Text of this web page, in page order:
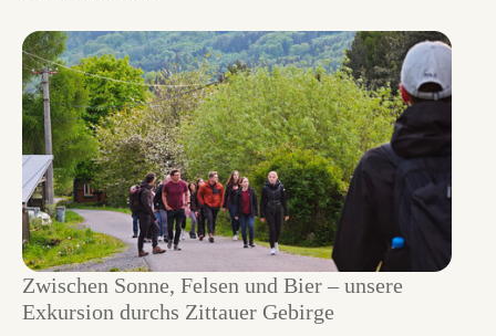
Zwischen Sonne, Felsen und Bier – unsere
Exkursion durchs Zittauer Gebirge